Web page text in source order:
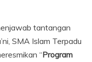
tantangan
SMA Islam Terpadu
“Program